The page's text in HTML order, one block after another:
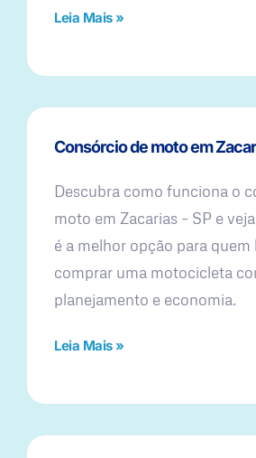
Leia Mais »
Consórcio de moto em
Descubra como funciona o
moto em Zacarias – SP e
é a melhor opção para quem
comprar uma motocicleta
planejamento e economia.
Leia Mais »